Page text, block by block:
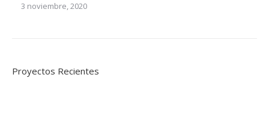
3 noviembre, 2020
Proyectos Recientes